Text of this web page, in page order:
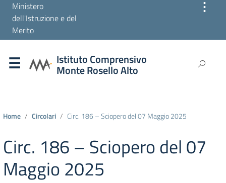
Ministero
dell'Istruzione e del
Merito
⋮
Istituto Comprensivo
Monte Rosello Alto
Home Circolari Circ. 186 – Sciopero del 07 Maggio 2025
Circ. 186 – Sciopero del 07
Maggio 2025